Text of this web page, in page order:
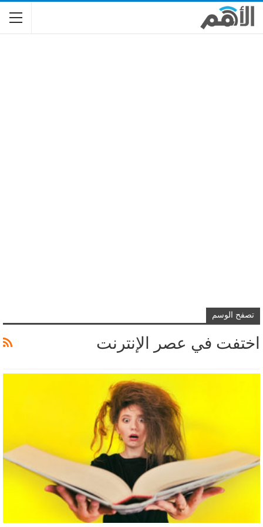
تصفح الوسم
اختفت في عصر الإنترنت